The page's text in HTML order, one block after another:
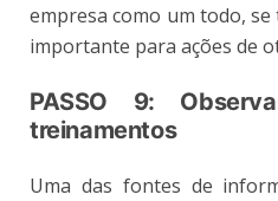
empresa como um todo,
importante para ações de
PASSO 9:
treinamentos
Uma das fontes de